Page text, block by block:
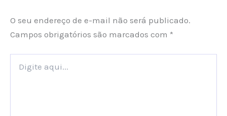
O seu endereço de e-mail não será publicado.
Campos obrigatórios são marcados com *
aqui...